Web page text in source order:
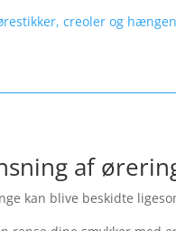
creoler og
af
kan blive beskidte